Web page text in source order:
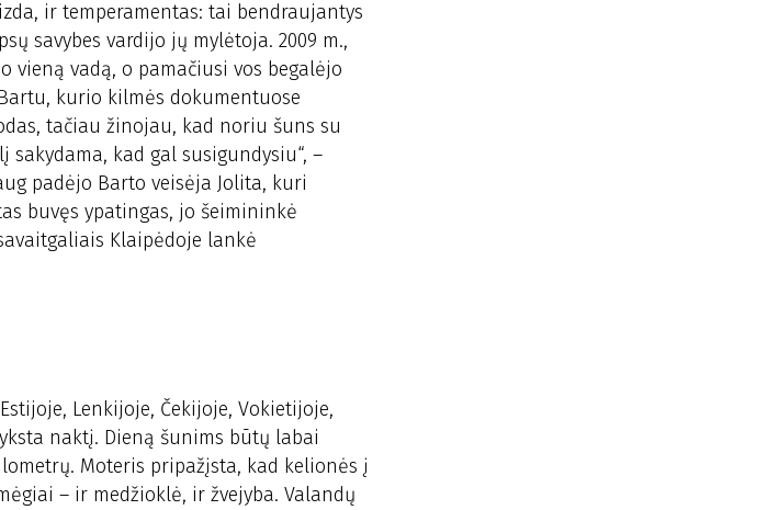
ir temperamentas: tai bendraujantys
savybes vardijo jų mylėtoja. 2009 m.,
vieną vadą, o pamačiusi vos begalėjo
kurio kilmės dokumentuose
tačiau žinojau, kad noriu šuns su
kad gal susigundysiu“, –
padėjo Barto veisėja Jolita, kuri
buvęs ypatingas, jo šeimininkė
Klaipėdoje lankė
Lenkijoje, Čekijoje, Vokietijoje,
naktį. Dieną šunims būtų labai
Moteris pripažįsta, kad kelionės į
– ir medžioklė, ir žvejyba. Valandų